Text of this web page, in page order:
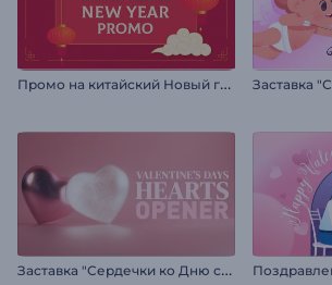
П
ромо на китайский Новый год
З
аставка "Сердечки ко Дню святого Валентина"